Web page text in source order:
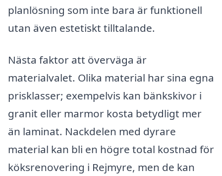
planlösning som inte bara är funktionell
utan även estetiskt tilltalande.
Nästa faktor att överväga är
materialvalet. Olika material har sina egna
prisklasser; exempelvis kan bänkskivor i
granit eller marmor kosta betydligt mer
än laminat. Nackdelen med dyrare
material kan bli en högre total kostnad för
köksrenovering i Rejmyre, men de kan